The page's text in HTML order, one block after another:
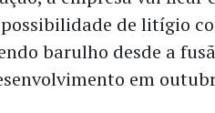
de litígio
barulho desde a
em